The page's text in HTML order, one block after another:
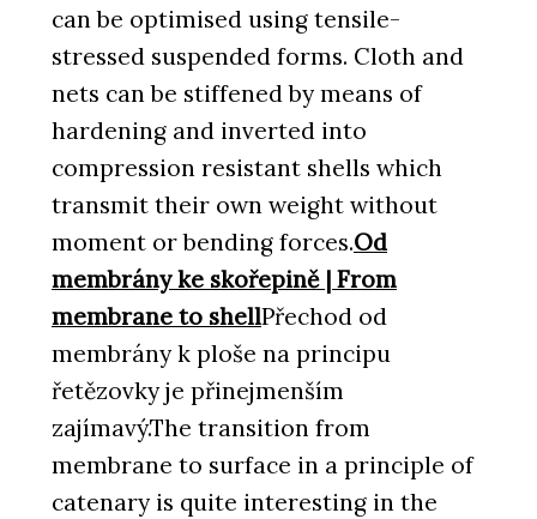
can be optimised using tensile-
stressed suspended forms. Cloth and
nets can be stiffened by means of
hardening and inverted into
compression resistant shells which
transmit their own weight without
moment or bending forces.Od
membrány ke skořepině | From
membrane to shellPřechod od
membrány k ploše na principu
řetězovky je přinejmenším
zajímavý.The transition from
membrane to surface in a principle of
catenary is quite interesting in the